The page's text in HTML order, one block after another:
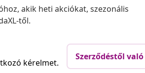
akik heti akciókat, szezonális
től.
kérelmet.
Szerződéstől